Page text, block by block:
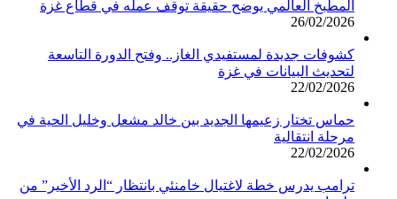
المطبخ العالمي يوضح حقيقة توقف عمله في قطاع غزة
26/02/2026
كشوفات جديدة لمستفيدي الغاز.. وفتح الدورة التاسعة
لتحديث البيانات في غزة
22/02/2026
حماس تختار زعيمها الجديد بين خالد مشعل وخليل الحية في
مرحلة انتقالية
22/02/2026
ترامب يدرس خطة لاغتيال خامنئي بانتظار “الرد الأخير” من